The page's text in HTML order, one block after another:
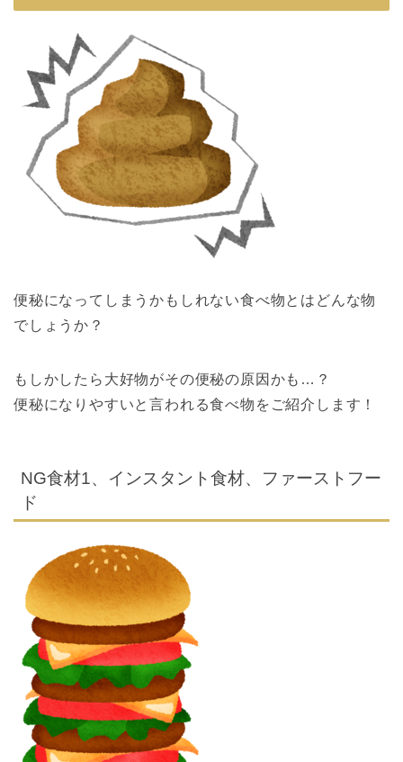
便秘になってしまうかもしれない食べ物とはどんな物
でしょうか？
もしかしたら大好物がその便秘の原因かも…？
便秘になりやすいと言われる食べ物 をご紹介します！
NG食材1、インスタント食材、ファーストフー
ド